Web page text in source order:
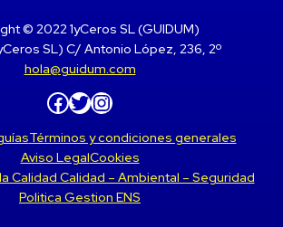
© 2022 1yCeros SL (GUIDUM)
SL) C/ Antonio López, 236, 2º
hola@guidum.com
Facebook Twitter Instagram
Términos y condiciones generales
Aviso LegalCookies
Calidad Calidad – Ambiental – Seguridad
Politica Gestion ENS